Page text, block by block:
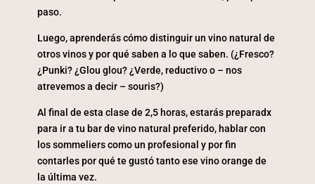
paso.
Luego, aprenderás cómo distinguir un vino natural de
otros vinos y por qué saben a lo que saben. (¿Fresco?
¿Punki? ¿Glou glou? ¿Verde, reductivo o – nos
atrevemos a decir – souris?)
Al final de esta clase de 2,5 horas, estarás preparadx
para ir a tu bar de vino natural preferido, hablar con
los sommeliers como un profesional y por fin
contarles por qué te gustó tanto ese vino orange de
la última vez.